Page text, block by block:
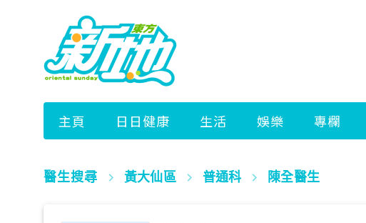
醫生搜尋 黃大仙區 普通科 陳全醫生